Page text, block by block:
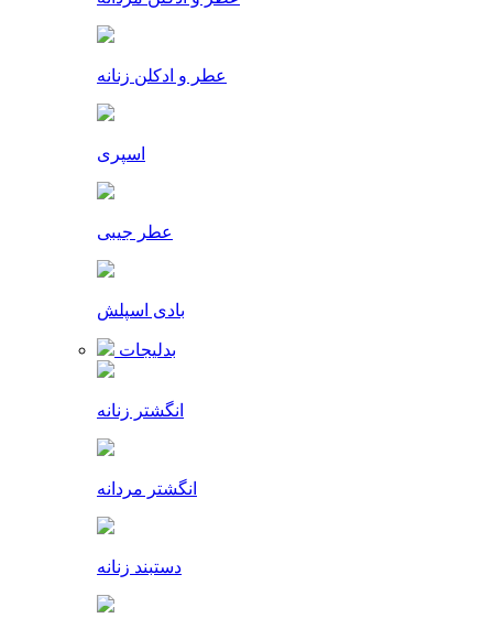
عطر و ادکلن زنانه
اسپری
عطر جیبی
بادی اسپلش
بدلیجات
انگشتر زنانه
انگشتر مردانه
دستبند زنانه